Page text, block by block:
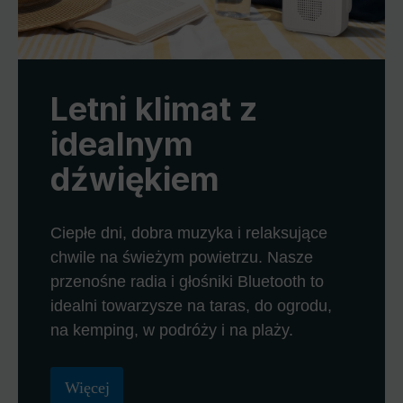
Letni klimat z
idealnym
dźwiękiem
Ciepłe dni, dobra muzyka i relaksujące
chwile na świeżym powietrzu. Nasze
przenośne radia i głośniki Bluetooth to
idealni towarzysze na taras, do ogrodu,
na kemping, w podróży i na plaży.
Więcej